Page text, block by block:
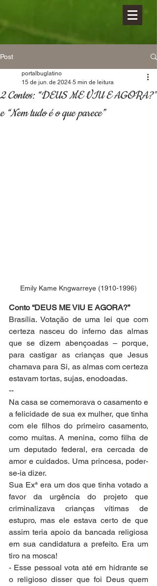
Post
2 Contos: “DEUS ME VIU E AGORA?”
e “Nem tudo é o que parece”
portalbuglatino
15 de jun. de 2024 5 min de leitura
Emily Kame Kngwarreye (1910-1996)
Conto “DEUS ME VIU E AGORA?”
Brasília. Votação de uma lei que com
certeza nasceu do inferno das almas
que se dizem abençoadas – porque,
para castigar as crianças que Jesus
chamava para Si, as almas com certeza
estavam tortas, sujas, enodoadas.
--
Na casa se comemorava o casamento e
a felicidade de sua ex mulher, que tinha
com ele filhos do primeiro casamento,
como muitas. A menina, como filha de
um deputado federal, era cercada de
amor e cuidados. Uma princesa, poder-
se-ia dizer.
Sua Exª era um dos que tinha votado a
favor da urgência do projeto que
criminalizava crianças vítimas de
estupro, mas ele estava certo de que
assim teria apoio da bancada religiosa
em sua candidatura a prefeito. Era um
tiro na mosca!
- Esse pessoal vota até em hidrante se
o religioso disser que foi Deus quem